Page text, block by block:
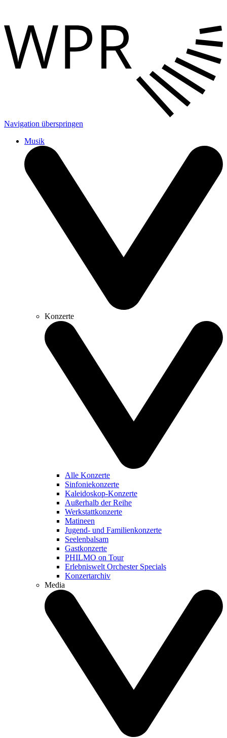
Navigation überspringen
Musik
Konzerte
Alle Konzerte
Sinfoniekonzerte
Kaleidoskop-Konzerte
Außerhalb der Reihe
Werkstattkonzerte
Matineen
Jugend- und Familienkonzerte
Seelenbalsam
Gastkonzerte
PHILMO on Tour
Erlebniswelt Orchester Specials
Konzertarchiv
Media